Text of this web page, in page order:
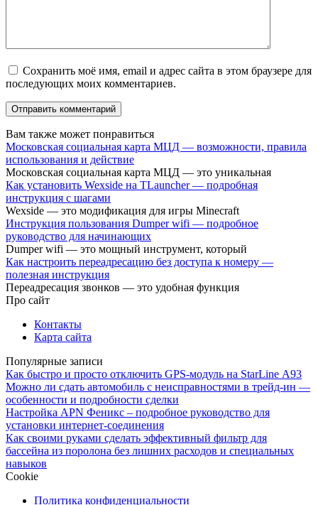
Сохранить моё имя, email и адрес сайта в этом браузере для
последующих моих комментариев.
Вам также может понравиться
Московская социальная карта МЦД — возможности, правила
использования и действие
Московская социальная карта МЦД — это уникальная
Как установить Wexside на TLauncher — подробная
инструкция с шагами
Wexside — это модификация для игры Minecraft
Инструкция пользования Dumper wifi — подробное
руководство для начинающих
Dumper wifi — это мощный инструмент, который
Как настроить переадресацию без доступа к номеру —
полезная инструкция
Переадресация звонков — это удобная функция
Про сайт
Контакты
Карта сайта
Популярные записи
Как быстро и просто отключить GPS-модуль на StarLine А93
Можно ли сдать автомобиль с неисправностями в трейд-ин —
особенности и подробности сделки
Настройка APN Феникс – подробное руководство для
установки интернет-соединения
Как своими руками сделать эффективный фильтр для
бассейна из поролона без лишних расходов и специальных
навыков
Cookie
Политика конфиденциальности